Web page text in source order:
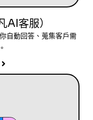
AI客服）
自動回答、蒐集客戶需